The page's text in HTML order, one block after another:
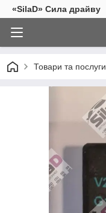
«SilaD» Сила драйву
Товари та послуги